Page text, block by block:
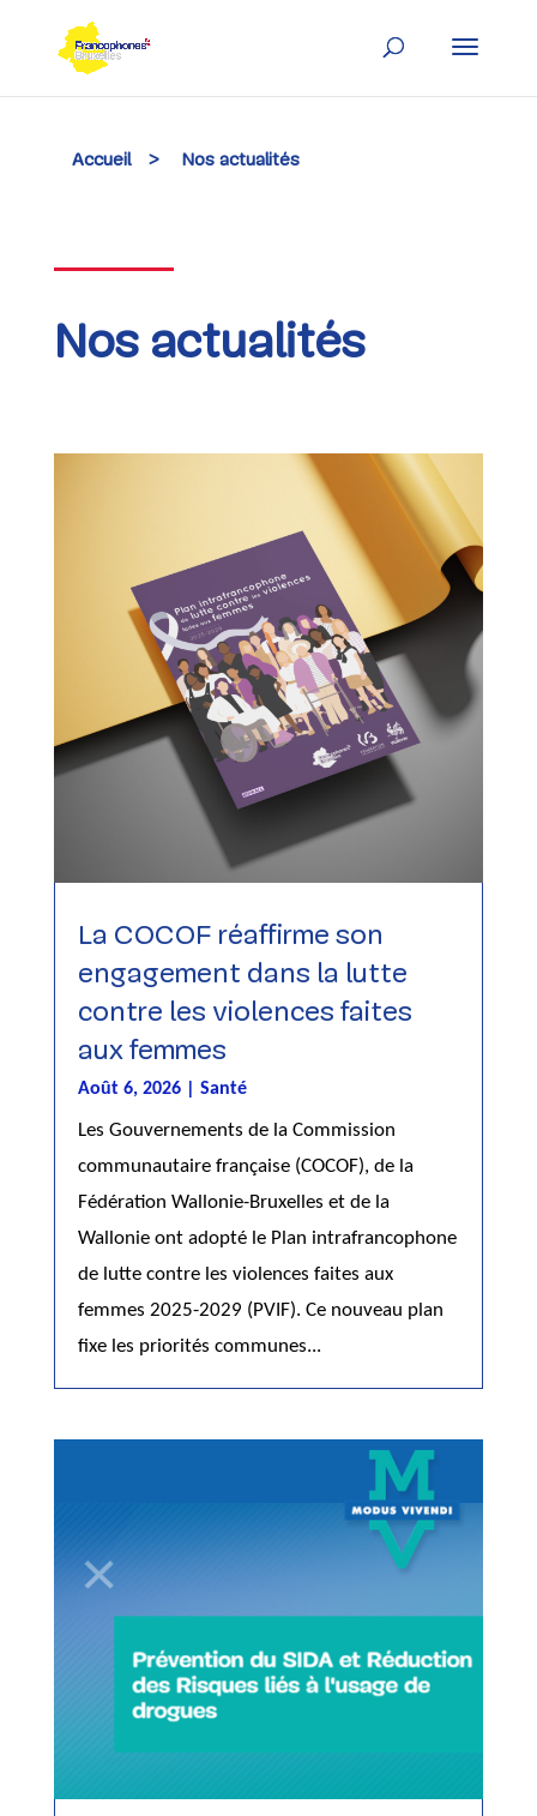
content
Accueil > Nos actualités
Nos actualités
La COCOF réaffirme son
engagement dans la lutte
contre les violences faites
aux femmes
Août 6, 2026| Santé
Les Gouvernements de la Commission
communautaire française (COCOF), de la
Fédération Wallonie-Bruxelles et de la
Wallonie ont adopté le Plan intrafrancophone
de lutte contre les violences faites aux
femmes 2025-2029 (PVIF). Ce nouveau plan
fixe les priorités communes...